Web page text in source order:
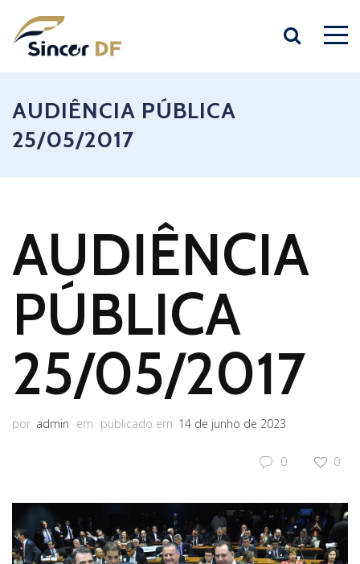
AUDIÊNCIA PÚBLICA
25/05/2017
AUDIÊNCIA
PÚBLICA
25/05/2017
por admin em publicado em 14 de junho de 2023
0 0